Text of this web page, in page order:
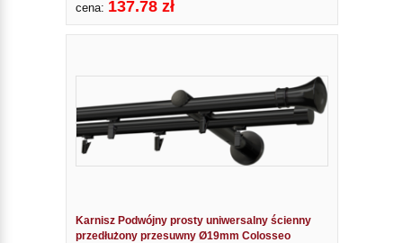
cena: 137.78 zł
Karnisz Podwójny prosty uniwersalny ścienny
przedłużony przesuwny Ø19mm Colosseo